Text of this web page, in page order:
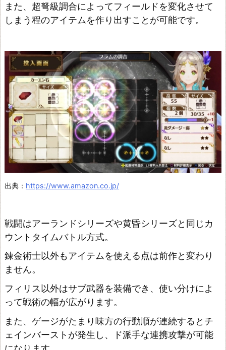
た
な
地
の
ア
ト
~
また、超弩級調合によってフィールドを変化させて
しまう程のアイテムを作り出すことが可能です。
出典： https://www.amazon.co.jp/
戦闘はアーランドシリーズや黄昏シリーズと同じカ
ウントタイムバトル方式。
錬金術士以外もアイテムを使える点は前作と変わり
ません。
フィリス以外はサブ武器を装備でき、使い分けによ
って戦術の幅が広がります。
また、ゲージがたまり味方の行動順が連続するとチ
ェインバーストが発生し、ド派手な連携攻撃が可能